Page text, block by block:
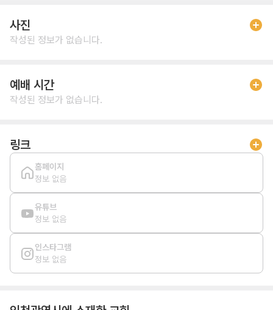
사진
작성된 정보가 없습니다.
예배 시간
작성된 정보가 없습니다.
링크
홈페이지
정보 없음
유튜브
정보 없음
인스타그램
정보 없음